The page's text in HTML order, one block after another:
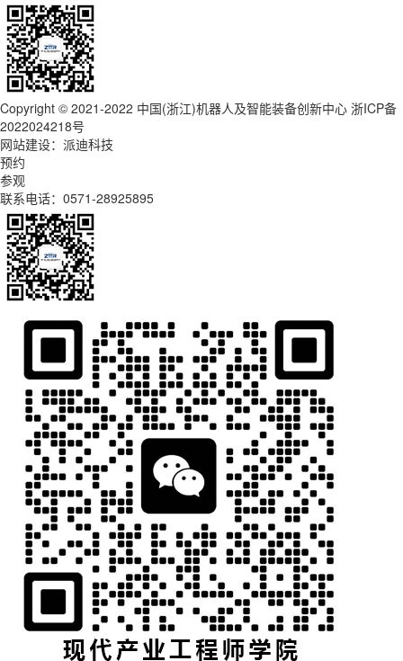
Copyright © 2021-2022 中国(浙江)机器人及智能装备创新中心 浙ICP备
2022024218号
网站建设：派迪科技
预约
参观
联系电话：0571-28925895